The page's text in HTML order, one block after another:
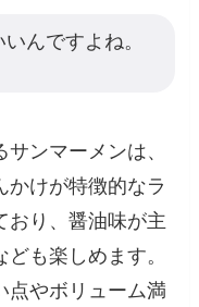
んですよね。
ンマーメンは、
かけが特徴的なラ
おり、醤油味が主
も楽しめます。
点やボリューム満